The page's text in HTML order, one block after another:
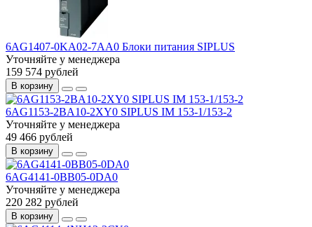
6AG1407-0KA02-7AA0 Блоки питания SIPLUS
Уточняйте у менеджера
159 574 рублей
В корзину
6AG1153-2BA10-2XY0 SIPLUS IM 153-1/153-2
Уточняйте у менеджера
49 466 рублей
В корзину
6AG4141-0BB05-0DA0
Уточняйте у менеджера
220 282 рублей
В корзину